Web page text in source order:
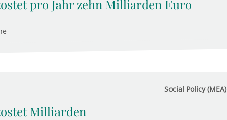
pro Jahr zehn Milliarden Euro
Social Policy (MEA)
Milliarden